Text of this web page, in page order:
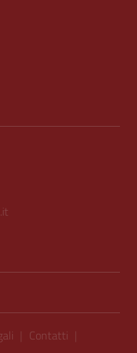
| Contatti |